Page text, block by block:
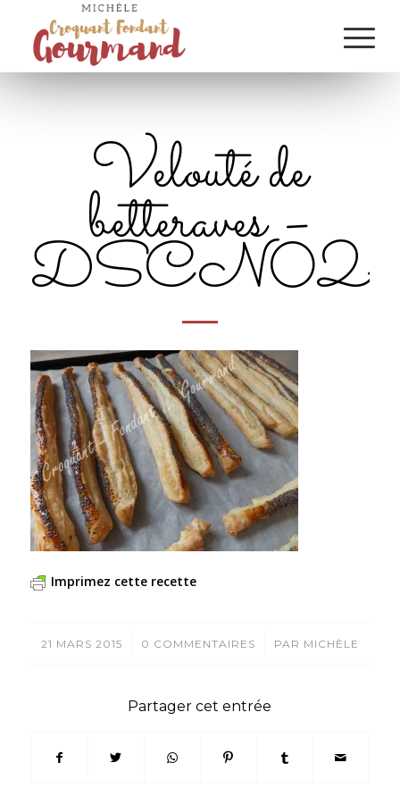
Velouté de
betteraves –
Imprimez cette recette
21 MARS 2015
/ 0 COMMENTAIRES
/ PAR MICHÈLE
Partager cet entrée